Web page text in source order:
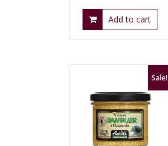
Add to cart
Sale!